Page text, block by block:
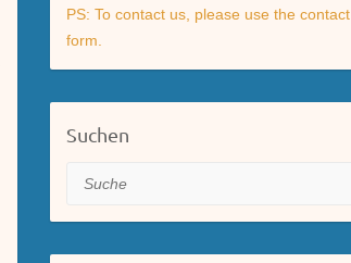
PS: To contact us, please use the contact
form.
Suchen
Suche